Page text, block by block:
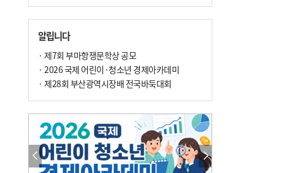
알립니다
· 제7회 부마항쟁문학상 공모
· 2026 국제 어린이·청소년 경제아카데미
· 제28회 부산광역시장배 전국바둑대회